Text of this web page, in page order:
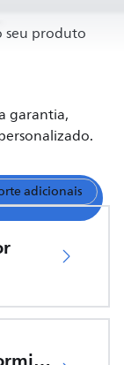
seu produto
garantia,
adicionais